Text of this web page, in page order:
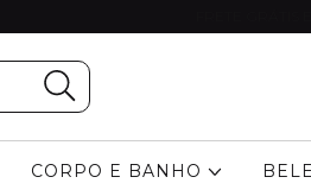
CORPO E BANHO